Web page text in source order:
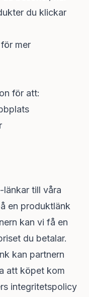
du klickar
för mer
för att:
länkar till våra
en produktlänk
kan vi få en
du betalar.
kan partnern
att köpet kom
integritetspolicy